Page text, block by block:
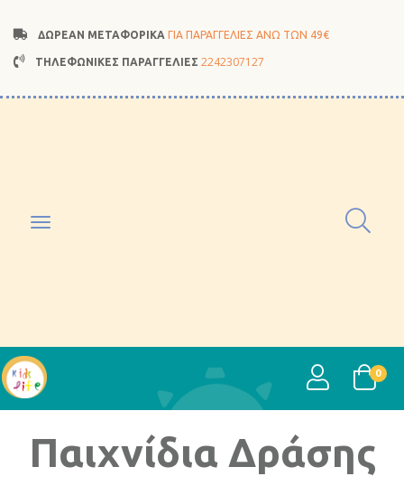
ΔΩΡΕΑΝ ΜΕΤΑΦΟΡΙΚΑ ΓΙΑ ΠΑΡΑΓΓΕΛΙΕΣ ΑΝΩ ΤΩΝ 49€
ΤΗΛΕΦΩΝΙΚΕΣ ΠΑΡΑΓΓΕΛΙΕΣ 2242307127
Toggle
USER 0
Παιχνίδια Δράσης